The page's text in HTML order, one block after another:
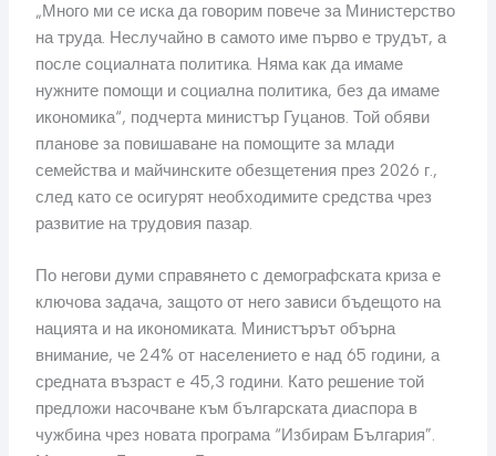
„Много ми се иска да говорим повече за Министерство
на труда. Неслучайно в самото име първо е трудът, а
после социалната политика. Няма как да имаме
нужните помощи и социална политика, без да имаме
икономика“, подчерта министър Гуцанов. Той обяви
планове за повишаване на помощите за млади
семейства и майчинските обезщетения през 2026 г.,
след като се осигурят необходимите средства чрез
развитие на трудовия пазар.
По негови думи справянето с демографската криза е
ключова задача, защото от него зависи бъдещото на
нацията и на икономиката. Министърът обърна
внимание, че 24% от населението е над 65 години, а
средната възраст е 45,3 години. Като решение той
предложи насочване към българската диаспора в
чужбина чрез новата програма “Избирам България”.